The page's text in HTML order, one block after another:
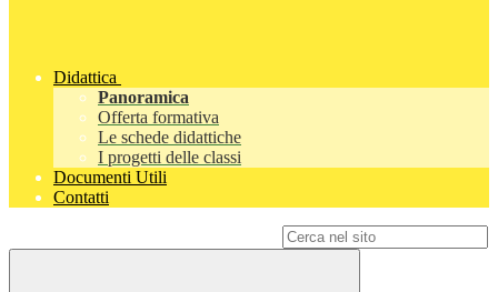
Didattica
Panoramica
Offerta formativa
Le schede didattiche
I progetti delle classi
Documenti Utili
Contatti